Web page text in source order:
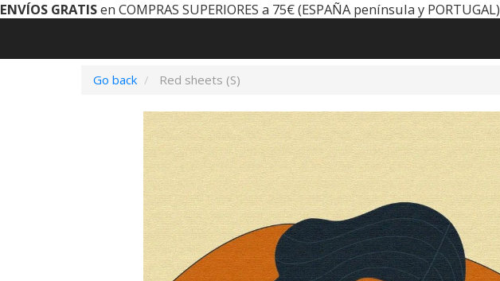
ENVÍOS GRATISen COMPRAS SUPERIORES a 75€ (ESPAÑA península y PORTUGAL)
Go back Red sheets (S)